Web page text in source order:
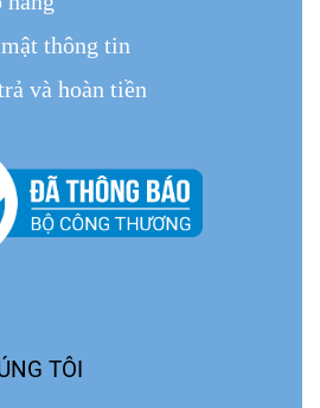
thông tin
và hoàn tiền
TÔI